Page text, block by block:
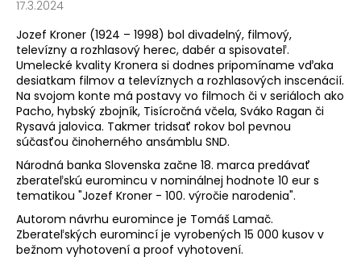
17.3.2024
Jozef Kroner (1924 – 1998) bol divadelný, filmový,
televízny a rozhlasový herec, dabér a spisovateľ.
Umelecké kvality Kronera si dodnes pripomíname vďaka
desiatkam filmov a televíznych a rozhlasových inscenácií.
Na svojom konte má postavy vo filmoch či v seriáloch ako
Pacho, hybský zbojník, Tisícročná včela, Sváko Ragan či
Rysavá jalovica. Takmer tridsať rokov bol pevnou
súčasťou činoherného ansámblu SND.
Národná banka Slovenska začne 18. marca predávať
zberateľskú euromincu v nominálnej hodnote 10 eur s
tematikou "Jozef Kroner - 100. výročie narodenia".
Autorom návrhu euromince je Tomáš Lamač.
Zberateľských euromincí je vyrobených 15 000 kusov v
bežnom vyhotovení a proof vyhotovení.
b
u
j
e
t
e
n
á
j
s
ť
?